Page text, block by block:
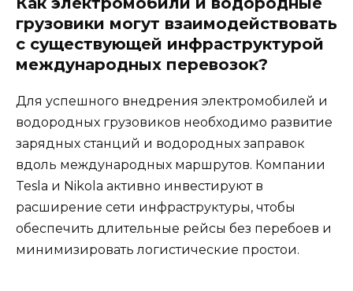
грузовики могут взаимодействовать
с существующей инфраструктурой
международных перевозок?
Для успешного внедрения электромобилей и
водородных грузовиков необходимо развитие
зарядных станций и водородных заправок
вдоль международных маршрутов. Компании
Tesla и Nikola активно инвестируют в
расширение сети инфраструктуры, чтобы
обеспечить длительные рейсы без перебоев и
минимизировать логистические простои.